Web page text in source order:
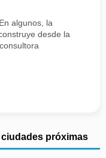
algunos, la
desde la
ciudades próximas